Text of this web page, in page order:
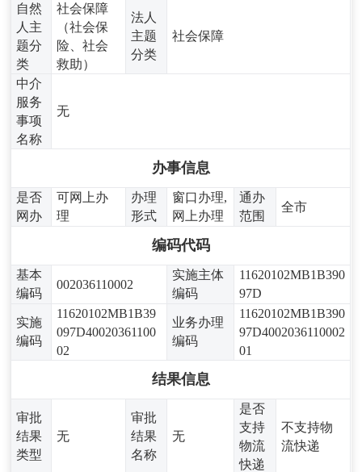
自然
人主
题分
类
社会保障
（社会保
险、社会
救助）
法人
主题
分类
社会保障
中介
服务
事项
名称
无
办事信息
是否
网办
可网上办
理
办理
形式
窗口办理,
网上办理
通办
范围
全市
编码代码
基本
编码
002036110002
实施主体
编码
11620102MB1B390
97D
实施
编码
11620102MB1B39
097D40020361100
02
业务办理
编码
11620102MB1B390
97D4002036110002
01
结果信息
审批
结果
类型
无
审批
结果
名称
无
是否
支持
物流
快递
不支持物
流快递